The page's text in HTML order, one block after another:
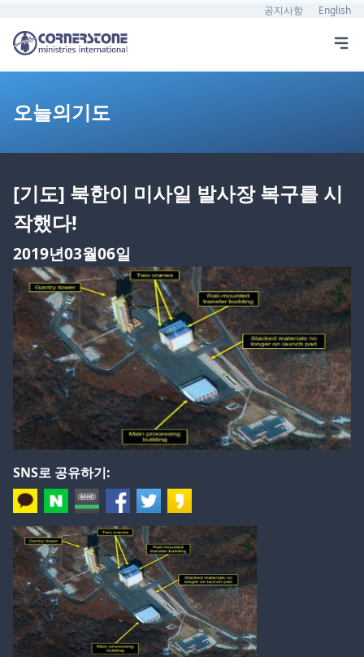
공지사항 English
오늘의기도
[기도] 북한이 미사일 발사장 복구를 시
작했다!
2019년03월06일
SNS로 공유하기: